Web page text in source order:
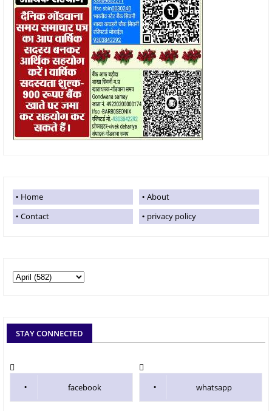
Home
About
Contact
privacy policy
STAY CONNECTED
facebook whatsapp